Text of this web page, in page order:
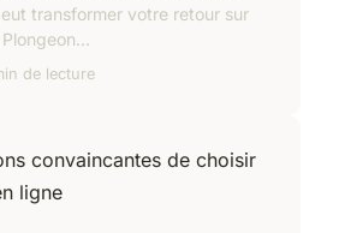
transformer votre retour sur
de lecture